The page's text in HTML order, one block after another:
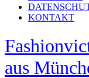
KONTAKT
aus